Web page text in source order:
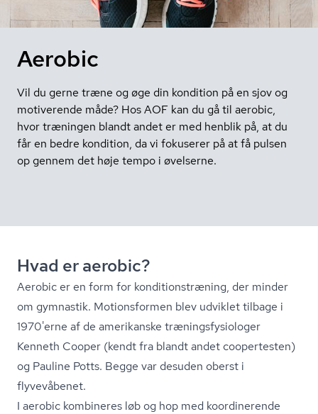
Aerobic
Vil du gerne træne og øge din kondition på en sjov og
motiverende måde? Hos AOF kan du gå til aerobic,
hvor træningen blandt andet er med henblik på, at du
får en bedre kondition, da vi fokuserer på at få pulsen
op gennem det høje tempo i øvelserne.
Hvad er aerobic?
Aerobic er en form for kon­di­tions­træ­ning, der minder
om gymnastik. Motionsformen blev udviklet tilbage i
1970'erne af de amerikanske træ­nings­fy­si­o­lo­ger
Kenneth Cooper (kendt fra blandt andet coopertesten)
og Pauline Potts. Begge var desuden oberst i
flyvevåbenet.
I aerobic kombineres løb og hop med koordinerende